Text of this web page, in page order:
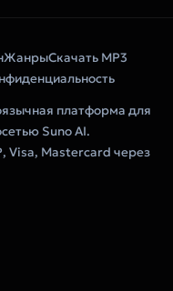
ЖанрыСкачать MP3
платформа для
Suno AI.
Visa, Mastercard через